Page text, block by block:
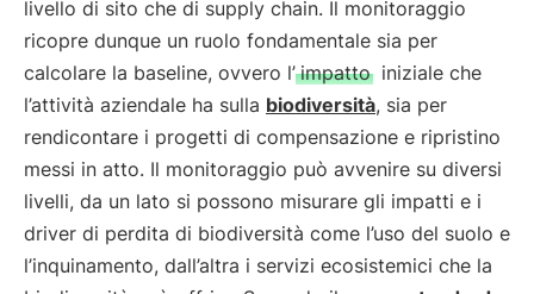
livello di sito che di supply chain. Il monitoraggio
ricopre dunque un ruolo fondamentale sia per
calcolare la baseline, ovvero l’ impatto iniziale che
l’attività aziendale ha sulla biodiversità, sia per
rendicontare i progetti di compensazione e ripristino
messi in atto. Il monitoraggio può avvenire su diversi
livelli, da un lato si possono misurare gli impatti e i
driver di perdita di biodiversità come l’uso del suolo e
l’inquinamento, dall’altra i servizi ecosistemici che la